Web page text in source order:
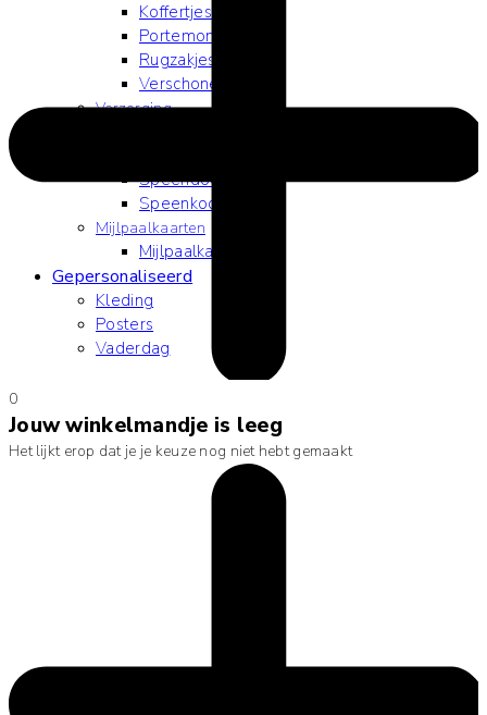
Koffertjes
Portemonneetjes
Rugzakjes
Verschonen
Verzorging
Speendoekjes
Speenkoordjes
Mijlpaalkaarten
Mijlpaalkaarten
Gepersonaliseerd
Kleding
Posters
Vaderdag
0
Jouw winkelmandje is leeg
Het lijkt erop dat je je keuze nog niet hebt gemaakt